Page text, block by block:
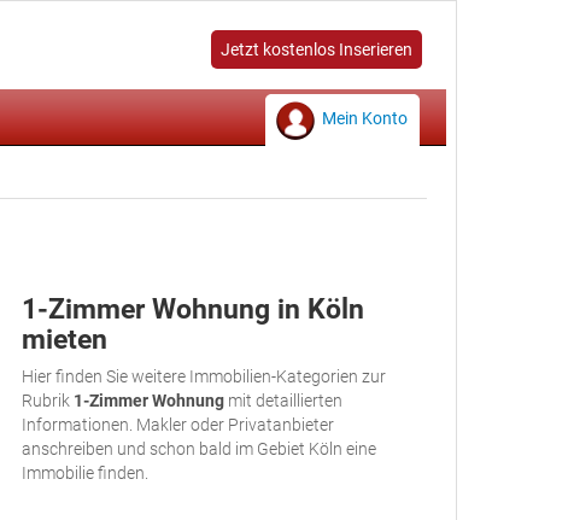
Jetzt kostenlos Inserieren
Mein Konto
1-Zimmer Wohnung in Köln
mieten
Hier finden Sie weitere Immobilien-Kategorien zur
Rubrik 1-Zimmer Wohnung mit detaillierten
Informationen. Makler oder Privatanbieter
anschreiben und schon bald im Gebiet Köln eine
Immobilie finden.